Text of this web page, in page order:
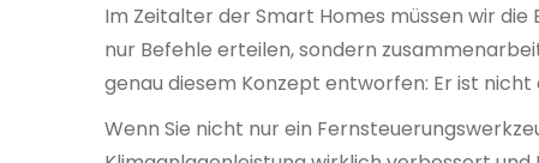
Im Zeitalter der Smart Homes müssen wir
nur Befehle erteilen, sondern
genau diesem Konzept entworfen: Er ist
Wenn Sie nicht nur ein